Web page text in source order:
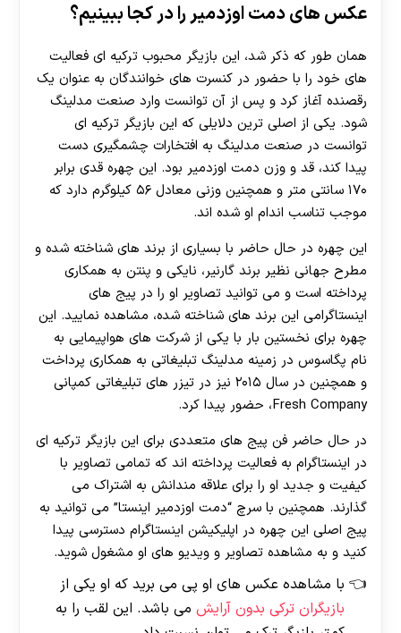
عکس های دمت اوزدمیر را در کجا ببینیم؟
همان طور که ذکر شد، این بازیگر محبوب ترکیه ای فعالیت
های خود را با حضور در کنسرت های خوانندگان به عنوان یک
رقصنده آغاز کرد و پس از آن توانست وارد صنعت مدلینگ
شود. یکی از اصلی ترین دلایلی که این بازیگر ترکیه ای
توانست در صنعت مدلینگ به افتخارات چشمگیری دست
پیدا کند، قد و وزن دمت اوزدمیر بود. این چهره قدی برابر
۱۷۰ سانتی متر و همچنین وزنی معادل ۵۶ کیلوگرم دارد که
موجب تناسب اندام او شده اند.
این چهره در حال حاضر با بسیاری از برند های شناخته شده و
مطرح جهانی نظیر برند گارنیر، نایکی و پنتن به همکاری
پرداخته است و می توانید تصاویر او را در پیج های
اینستاگرامی این برند های شناخته شده، مشاهده نمایید. این
چهره برای نخستین بار با یکی از شرکت های هواپیمایی به
نام پگاسوس در زمینه مدلینگ تبلیغاتی به همکاری پرداخت
و همچنین در سال ۲۰۱۵ نیز در تیزر های تبلیغاتی کمپانی
Fresh Company، حضور پیدا کرد.
در حال حاضر فن پیج های متعددی برای این بازیگر ترکیه ای
در اینستاگرام به فعالیت پرداخته اند که تمامی تصاویر با
کیفیت و جدید او را برای علاقه مندانش به اشتراک می
گذارند. همچنین با سرچ “دمت اوزدمیر اینستا” می توانید به
پیج اصلی این چهره در اپلیکیشن اینستاگرام دسترسی پیدا
کنید و به مشاهده تصاویر و ویدیو های او مشغول شوید.
با مشاهده عکس های او پی می برید که او یکی از
بازیگران ترکی بدون آرایش می باشد. این لقب را به